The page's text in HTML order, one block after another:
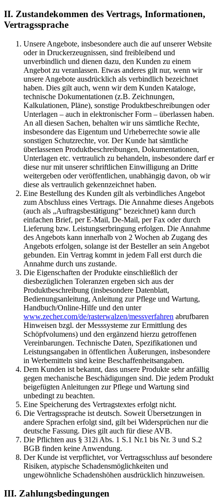
II. Zustandekommen des Vertrags, Informationen,
Vertragssprache
Unsere Angebote, insbesondere auch die auf unserer Website
oder in Druckerzeugnissen, sind freibleibend und
unverbindlich und dienen dazu, den Kunden zu einem
Angebot zu veranlassen. Etwas anderes gilt nur, wenn wir
unsere Angebote ausdrücklich als verbindlich bezeichnet
haben. Dies gilt auch, wenn wir dem Kunden Kataloge,
technische Dokumentationen (z.B. Zeichnungen,
Kalkulationen, Pläne), sonstige Produktbeschreibungen oder
Unterlagen – auch in elektronischer Form – überlassen haben.
An all diesen Sachen, behalten wir uns sämtliche Rechte,
insbesondere das Eigentum und Urheberrechte sowie alle
sonstigen Schutzrechte, vor. Der Kunde hat sämtliche
überlassenen Produktbeschreibungen, Dokumentationen,
Unterlagen etc. vertraulich zu behandeln, insbesondere darf er
diese nur mit unserer schriftlichen Einwilligung an Dritte
weitergeben oder veröffentlichen, unabhängig davon, ob wir
diese als vertraulich gekennzeichnet haben.
Eine Bestellung des Kunden gilt als verbindliches Angebot
zum Abschluss eines Vertrags. Die Annahme dieses Angebots
(auch als „Auftragsbestätigung“ bezeichnet) kann durch
einfachen Brief, per E-Mail, De-Mail, per Fax oder durch
Lieferung bzw. Leistungserbringung erfolgen. Die Annahme
des Angebots kann innerhalb von 2 Wochen ab Zugang des
Angebots erfolgen, solange ist der Besteller an sein Angebot
gebunden. Ein Vertrag kommt in jedem Fall erst durch die
Annahme durch uns zustande.
Die Eigenschaften der Produkte einschließlich der
diesbezüglichen Toleranzen ergeben sich aus der
Produktbeschreibung (insbesondere Datenblatt,
Bedienungsanleitung, Anleitung zur Pflege und Wartung,
Handbuch/Online-Hilfe und den unter
www.zecher.com/de/rasterwalzen/messverfahren abrufbaren
Hinweisen bzgl. der Messsysteme zur Ermittlung des
Schöpfvolumens) und den ergänzend hierzu getroffenen
Vereinbarungen. Technische Daten, Spezifikationen und
Leistungsangaben in öffentlichen Äußerungen, insbesondere
in Werbemitteln sind keine Beschaffenheitsangaben.
Dem Kunden ist bekannt, dass unsere Produkte sehr anfällig
gegen mechanische Beschädigungen sind. Die jedem Produkt
beigefügten Anleitungen zur Pflege und Wartung sind
unbedingt zu beachten.
Eine Speicherung des Vertragstextes erfolgt nicht.
Die Vertragssprache ist deutsch. Soweit Übersetzungen in
andere Sprachen erfolgt sind, gilt bei Widersprüchen nur die
deutsche Fassung. Dies gilt auch für diese AVB.
Die Pflichten aus § 312i Abs. 1 S.1 Nr.1 bis Nr. 3 und S.2
BGB finden keine Anwendung.
Der Kunde ist verpflichtet, vor Vertragsschluss auf besondere
Risiken, atypische Schadensmöglichkeiten und
ungewöhnliche Schadenshöhen ausdrücklich hinzuweisen.
III. Zahlungsbedingungen